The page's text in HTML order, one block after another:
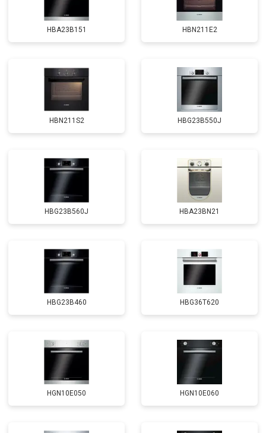
HBA23B151 HBN211E2
HBN211S2 HBG23B550J
HBG23B560J HBA23BN21
HBG23B460 HBG36T620
HGN10E050 HGN10E060